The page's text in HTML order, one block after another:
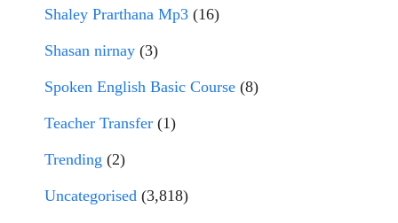
Shaley Prarthana Mp3 (16)
Shasan nirnay (3)
Spoken English Basic Course (8)
Teacher Transfer (1)
Trending (2)
Uncategorised (3,818)